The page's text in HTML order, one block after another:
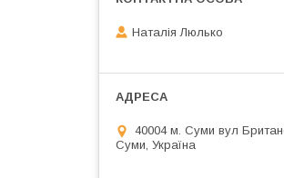
Наталія Люлько
40004 м. Суми вул
Суми, Україна